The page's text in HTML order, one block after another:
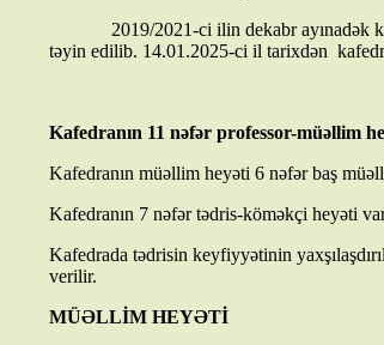
2019/2021-ci ilin dekabr ayınadək
təyin edilib. 14.01.2025-ci il tarixdən
Kafedranın 11 nəfər professor-müəllim
Kafedranın müəllim heyəti 6 nəfər baş
Kafedranın 7 nəfər tədris-köməkçi heyəti
Kafedrada tədrisin keyfiyyətinin
verilir.
MÜƏLLİM HEYƏTİ